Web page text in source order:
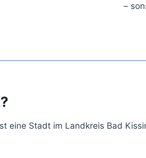
–
eine Stadt im Landkreis Bad